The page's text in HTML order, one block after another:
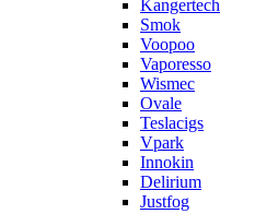
Kangertech
Smok
Voopoo
Vaporesso
Wismec
Ovale
Teslacigs
Vpark
Innokin
Delirium
Justfog